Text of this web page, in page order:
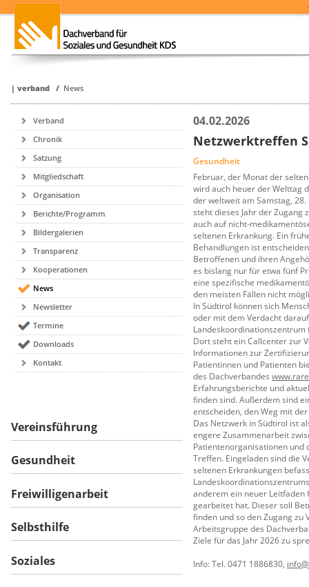
| verband / News
Verband
Chronik
Satzung
Mitgliedschaft
Organisation
Berichte/Programm
Bildergalerien
Transparenz
Kooperationen
News
Newsletter
Termine
Downloads
Kontakt
Vereinsführung
Gesundheit
Freiwilligenarbeit
Selbsthilfe
Soziales
04.02.2026
Netzwerktreffen
Gesundheit
Februar, der Monat der
wird auch heuer der Welttag
der weltweit am Samstag,
steht dieses Jahr der Zugang
auch auf nicht-
seltenen Erkrankung. Ein
Behandlungen ist
Betroffenen und ihren
es bislang nur für etwa fünf
eine spezifische
den meisten Fällen nicht
In Südtirol können sich
oder mit dem Verdacht
Dort steht ein Callcenter zur
Informationen zur
Patientinnen und Patienten
des Dachverbandes
Erfahrungsberichte und
finden sind. Außerdem sind
entscheiden, den Weg mit
Das Netzwerk in Südtirol ist
engere Zusammenarbeit
Patientenorganisationen und
Treffen. Eingeladen sind die
seltenen Erkrankungen
anderem ein neuer Leitfaden
gearbeitet hat. Dieser soll
finden und so den Zugang
Arbeitsgruppe des
Ziele für das Jahr 2026 zu
Info: Tel. 0471 1886830,